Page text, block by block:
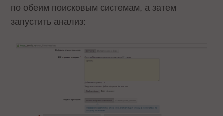
по обеим поисковым системам, а затем
запустить анализ: